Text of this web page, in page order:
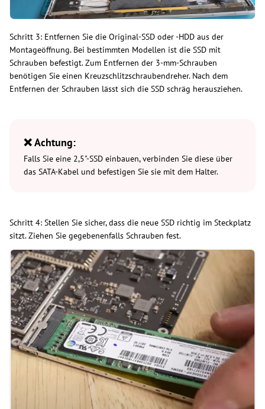
Schritt 3: Entfernen Sie die Original-SSD oder -HDD aus der
Montageöffnung. Bei bestimmten Modellen ist die SSD mit
Schrauben befestigt. Zum Entfernen der 3-mm-Schrauben
benötigen Sie einen Kreuzschlitzschraubendreher. Nach dem
Entfernen der Schrauben lässt sich die SSD schräg herausziehen.
❌ Achtung:
Falls Sie eine 2,5"-SSD einbauen, verbinden Sie diese über
das SATA-Kabel und befestigen Sie sie mit dem Halter.
Schritt 4: Stellen Sie sicher, dass die neue SSD richtig im Steckplatz
sitzt. Ziehen Sie gegebenenfalls Schrauben fest.